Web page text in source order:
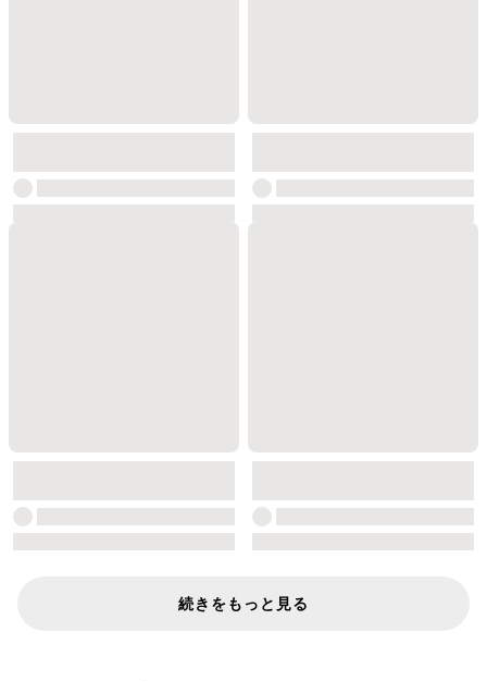
続きをもっと見る